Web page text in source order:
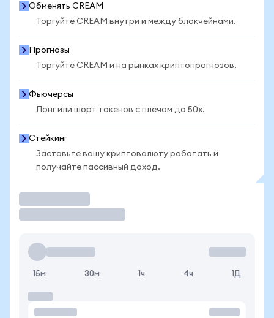
Обменять CREAM
Торгуйте CREAM внутри и между блокчейнами.
Прогнозы
Торгуйте CREAM и на рынках криптопрогнозов.
Фьючерсы
Лонг или шорт токенов с плечом до 50x.
Стейкинг
Заставьте вашу криптовалюту работать и
получайте пассивный доход.
15м 30м 1ч 4ч 1Д